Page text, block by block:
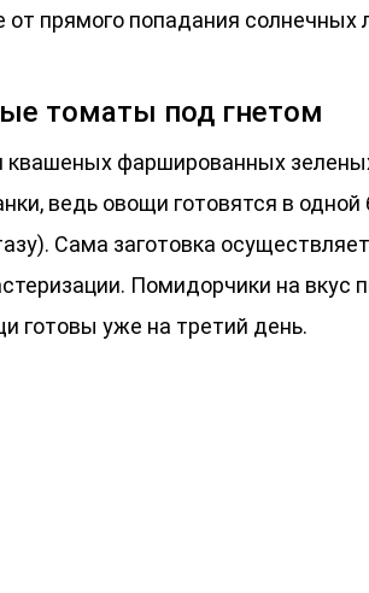
прямого попадания солнечных
томаты под гнетом
квашеных фаршированных
ведь овощи готовятся в одной
Сама заготовка
Помидорчики на вкус
готовы уже на третий день.